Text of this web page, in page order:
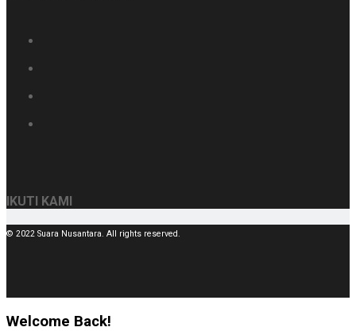
IKUTI KAMI
© 2022 Suara Nusantara. All rights reserved.
Welcome Back!